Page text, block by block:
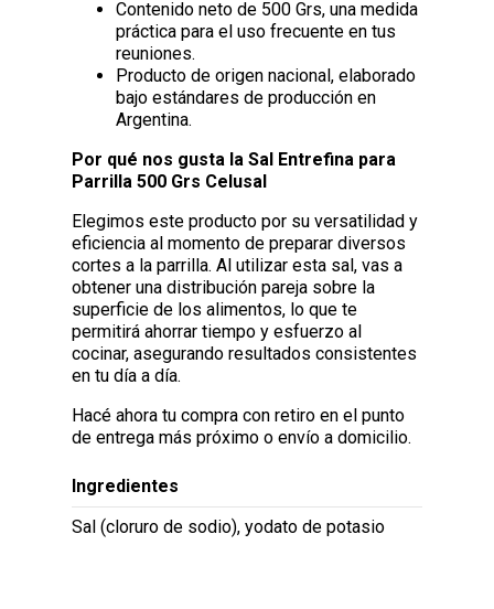
Contenido neto de 500 Grs, una medida
práctica para el uso frecuente en tus
reuniones.
Producto de origen nacional, elaborado
bajo estándares de producción en
Argentina.
Por qué nos gusta la Sal Entrefina para
Parrilla 500 Grs Celusal
Elegimos este producto por su versatilidad y
eficiencia al momento de preparar diversos
cortes a la parrilla. Al utilizar esta sal, vas a
obtener una distribución pareja sobre la
superficie de los alimentos, lo que te
permitirá ahorrar tiempo y esfuerzo al
cocinar, asegurando resultados consistentes
en tu día a día.
Hacé ahora tu compra con retiro en el punto
de entrega más próximo o envío a domicilio.
Ingredientes
Sal (cloruro de sodio), yodato de potasio